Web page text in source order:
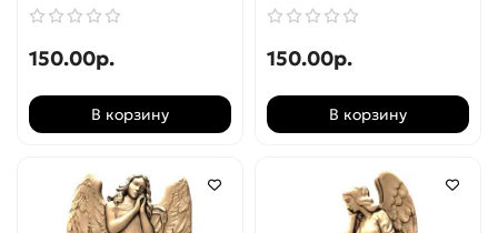
150.00р.
В корзину
150.00р.
В корзину